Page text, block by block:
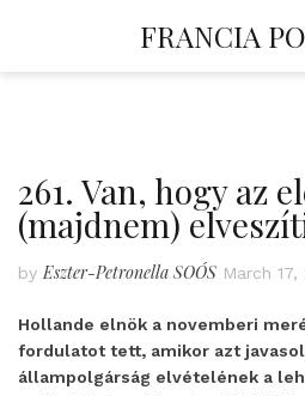
FRANCIA
261. Van, hogy az
(majdnem)
by Eszter-Petronella SOÓS March 17,
Hollande elnök a novemberi
fordulatot tett, amikor azt
állampolgárság elvételének a